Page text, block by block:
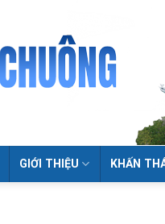
GIỚI THIỆU KHẤN